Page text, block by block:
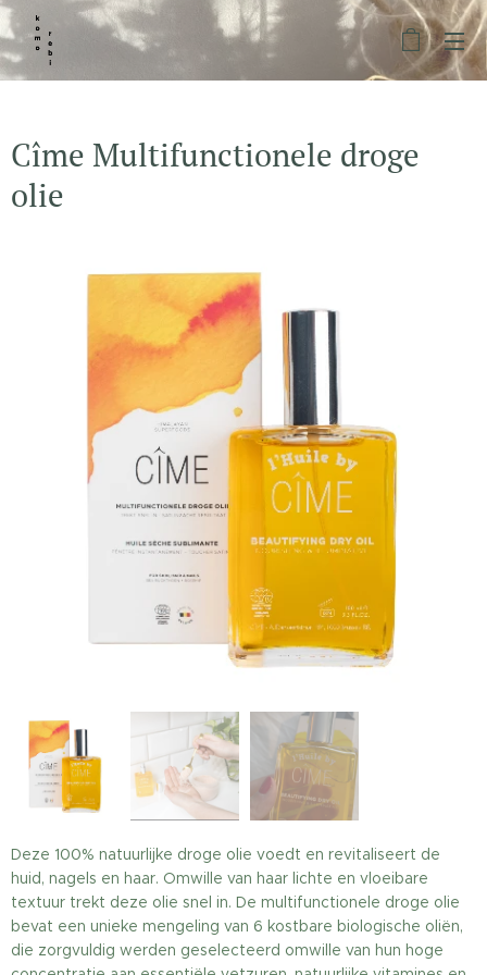
Cîme Multifunctionele droge
olie
Deze 100% natuurlijke droge olie voedt en revitaliseert de
huid, nagels en haar. Omwille van haar lichte en vloeibare
textuur trekt deze olie snel in. De multifunctionele droge olie
bevat een unieke mengeling van 6 kostbare biologische oliën,
die zorgvuldig werden geselecteerd omwille van hun hoge